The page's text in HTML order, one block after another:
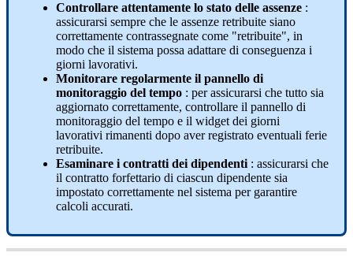
Controllare attentamente lo stato delle assenze :
assicurarsi sempre che le assenze retribuite siano
correttamente contrassegnate come "retribuite", in
modo che il sistema possa adattare di conseguenza i
giorni lavorativi.
Monitorare regolarmente il pannello di
monitoraggio del tempo : per assicurarsi che tutto sia
aggiornato correttamente, controllare il pannello di
monitoraggio del tempo e il widget dei giorni
lavorativi rimanenti dopo aver registrato eventuali ferie
retribuite.
Esaminare i contratti dei dipendenti : assicurarsi che
il contratto forfettario di ciascun dipendente sia
impostato correttamente nel sistema per garantire
calcoli accurati.